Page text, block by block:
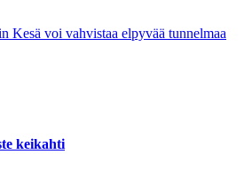
Kesä voi vahvistaa elpyvää tunnelmaa
keikahti